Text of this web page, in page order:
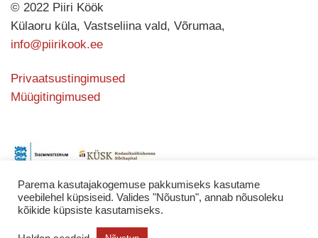
© 2022 Piiri Köök
Külaoru küla, Vastseliina vald, Võrumaa,
info@piirikook.ee
Privaatsustingimused
Müügitingimused
Kodulehe valmistasKATING
Parema kasutajakogemuse pakkumiseks kasutame
veebilehel küpsiseid. Valides "Nõustun", annab nõusoleku
kõikide küpsiste kasutamiseks.